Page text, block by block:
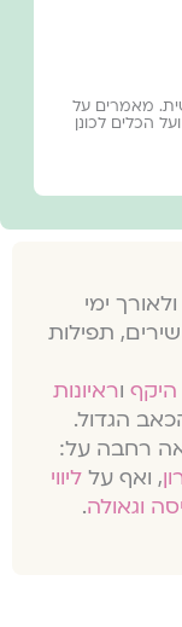
מאמרים על
הכלים לכונן
ימי
תפילות
היקףוראיונות
הגדול.
רחבה על:
, ואף על ליווי
וגאולה.